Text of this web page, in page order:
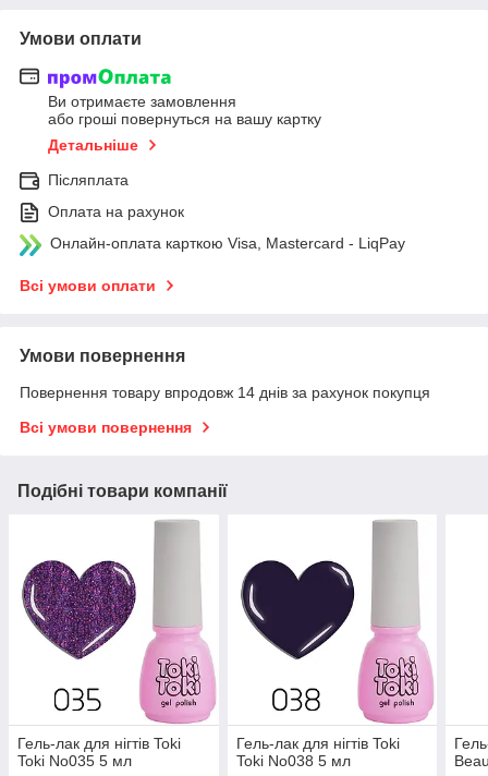
Умови оплати
Ви отримаєте замовлення
або гроші повернуться на вашу картку
Детальніше
Післяплата
Оплата на рахунок
Онлайн-оплата карткою Visa, Mastercard - LiqPay
Всі умови оплати
Умови повернення
Повернення товару впродовж 14 днів за рахунок покупця
Всі умови повернення
Подібні товари компанії
Гель-лак для нігтів Toki
Toki No035 5 мл
Гель-лак для нігтів Toki
Toki No038 5 мл